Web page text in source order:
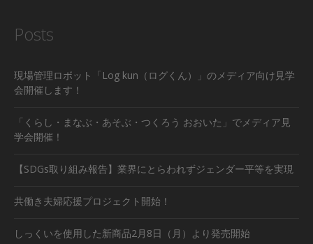
Posts
現場管理ロボット「Log kun（ログくん）」のメディア向け見学
会開催します！
「くらし・まなぶ・あそぶ・つくろう おおいた」でメディア見
学会開催！
【SDGs取り組み報告】業界にとらわれずジェンダー平等を実現
共働き夫婦応援プロジェクト開始！
しっくいを使用した新商品2月8日（月）より発売開始